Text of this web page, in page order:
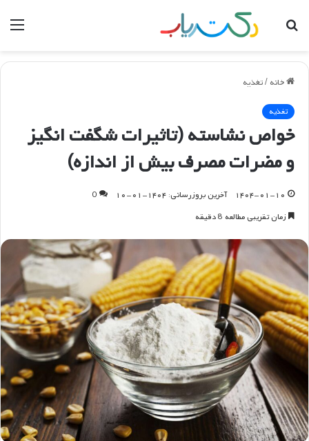
جستجو
خانه /تغذیه
تغذیه
خواص نشاسته (تاثیرات شگفت انگیز
و مضرات مصرف بیش از اندازه)
۱۴۰۴-۰۱-۱۰ آخرین بروزرسانی: ۱۴۰۴-۰۱-۱۰
0
زمان تقریبی مطالعه 8 دقیقه